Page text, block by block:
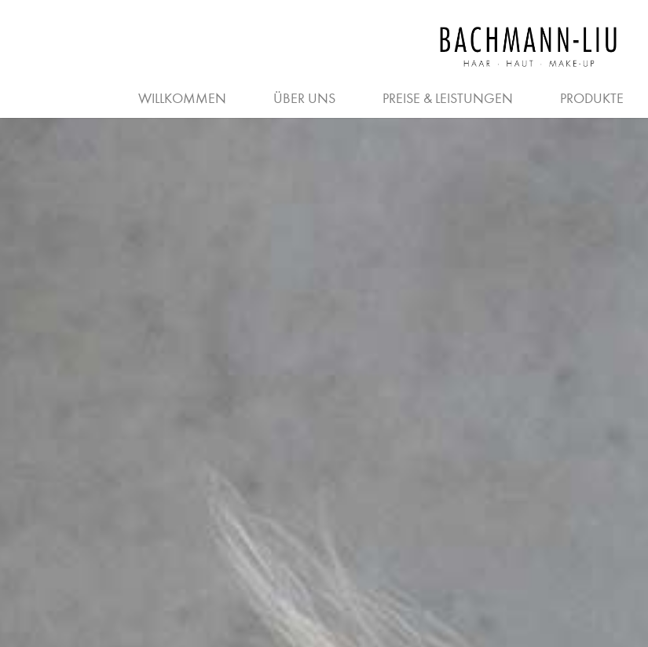
WILLKOMMEN ÜBER UNS SALON FRISEURE
PREISE & LEISTUNGEN
PREISE HERREN GUTSCHEIN
PRODUKTE
ARBEITGEBER AUSBILDUNG JOBS FÜR FRISEURE KOSMETIKER